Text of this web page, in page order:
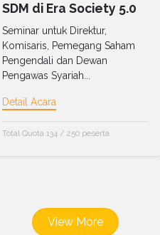
SDM di Era Society 5.0
Seminar untuk Direktur,
Komisaris, Pemegang Saham
Pengendali dan Dewan
Pengawas Syariah...
Detail Acara
Total Quota 134 / 250 peserta
View More